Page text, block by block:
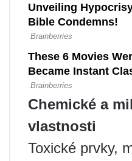
Chemické a
vlastnosti
Toxické prvky,